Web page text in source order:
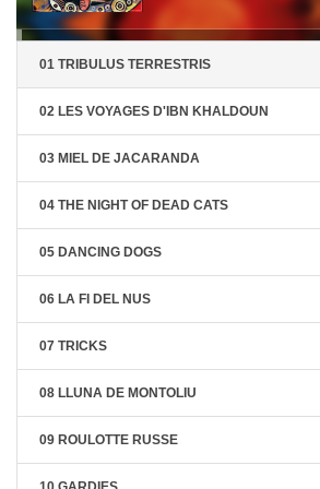
01 TRIBULUS TERRESTRIS
02 LES VOYAGES D'IBN KHALDOUN
03 MIEL DE JACARANDA
04 THE NIGHT OF DEAD CATS
05 DANCING DOGS
06 LA FI DEL NUS
07 TRICKS
08 LLUNA DE MONTOLIU
09 ROULOTTE RUSSE